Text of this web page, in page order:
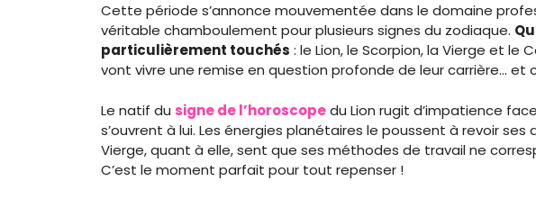
Cette période s’annonce mouvementée dans le domaine
véritable chamboulement pour plusieurs signes du zodiaque.
particulièrement touchés : le Lion, le Scorpion, la Vierge et le
vont vivre une remise en question profonde de leur carrière… et
Le natif du signe de l’horoscopedu Lion rugit d’impatience
s’ouvrent à lui. Les énergies planétaires le poussent à revoir ses
Vierge, quant à elle, sent que ses méthodes de travail ne
C’est le moment parfait pour tout repenser !